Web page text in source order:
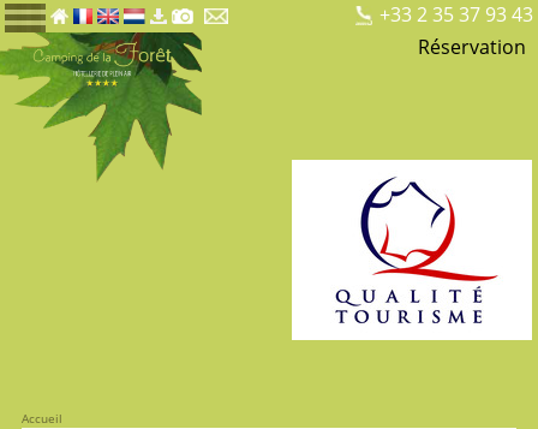
+33 2 35 37 93 43
Réservation
Accueil